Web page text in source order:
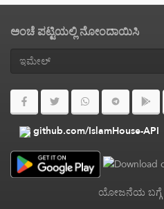
ಅಂಚೆ ಪಟ್ಟಿಯಲ್ಲಿ ನೋಂದಾಯಿಸಿ
github.com/IslamHouse-API
ಯೋಜನೆಯ ಬಗ್ಗೆ